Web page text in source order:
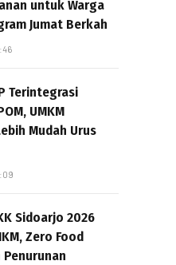
untuk Warga
Jumat Berkah
Terintegrasi
UMKM
Mudah Urus
Sidoarjo 2026
Zero Food